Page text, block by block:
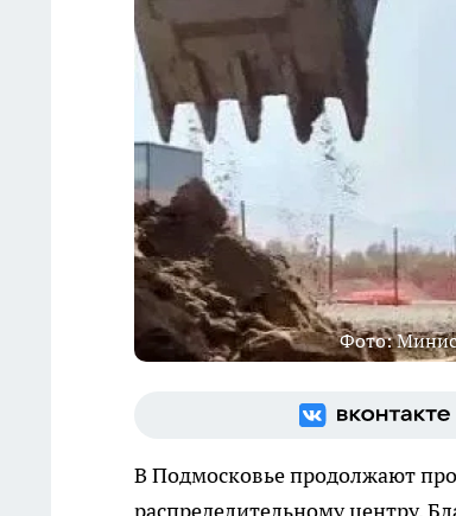
Фото:
В Подмосковье продолжают